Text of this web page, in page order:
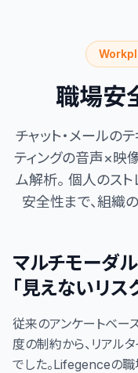
職場安
チャット・メールの
ティングの音声×映
ム解析。 個人のス
安全性まで、組織
マルチモーダル
「見えないリス
従来のアンケートベー
度の制約から、リアル
でした。Lifegenceの